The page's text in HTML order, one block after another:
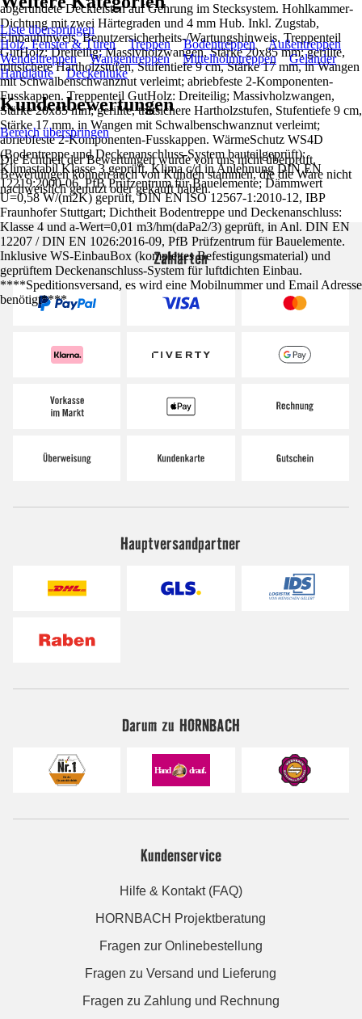
abgerundete Deckleisten auf Gehrung im Stecksystem. Hohlkammer-
Dichtung mit zwei Härtegraden und 4 mm Hub. Inkl. Zugstab,
Einbauhinweis, Benutzersicherheits-/Wartungshinweis. Treppenteil
GutHolz: Dreiteilig; Massivholzwangen, Stärke 20x85 mm; gerillte,
trittsichere Hartholzstufen, Stufentiefe 9 cm, Stärke 17 mm, in Wangen
mit Schwalbenschwanznut verleimt; abriebfeste 2-Komponenten-
Fusskappen. Treppenteil GutHolz: Dreiteilig; Massivholzwangen,
Stärke 20x85 mm; gerillte, trittsichere Hartholzstufen, Stufentiefe 9 cm,
Stärke 17 mm, in Wangen mit Schwalbenschwanznut verleimt;
abriebfeste 2-Komponenten-Fusskappen. WärmeSchutz WS4D
(Bodentreppe und Deckenanschluss-System bauteilgeprüft):
Klimastabil Klasse 3 geprüft, Klima c/d in Anlehnung DIN EN
12219:2000-06, PfB Prüfzentrum für Bauelemente; Dämmwert
U=0,58 W/(m2K) geprüft, DIN EN ISO 12567-1:2010-12, IBP
Fraunhofer Stuttgart; Dichtheit Bodentreppe und Deckenanschluss:
Klasse 4 und a-Wert=0,01 m3/hm(daPa2/3) geprüft, in Anl. DIN EN
12207 / DIN EN 1026:2016-09, PfB Prüfzentrum für Bauelemente.
Inklusive WS-EinbauBox (komplettes Befestigungsmaterial) und
geprüftem Deckenanschluss-System für luftdichten Einbau.
****Speditionsversand, es wird eine Mobilnummer und Email Adresse
benötigt****
Liste überspringen
Holz, Fenster & Türen
Treppen Bodentreppen
Außentreppen
Wendeltreppen
Wangentreppen Mittelholmtreppen
Geländer
Handläufe
Deckenluke
Kundenbewertungen
Bereich überspringen
Die Echtheit der Bewertungen wurde von uns nicht überprüft.
Bewertungen können auch von Kunden stammen, die die Ware nicht
nachweislich genutzt oder gekauft haben.
Zahlarten
Hauptversandpartner
Darum zu HORNBACH
Kundenservice
Hilfe & Kontakt (FAQ)
HORNBACH Projektberatung
Fragen zur Onlinebestellung
Fragen zu Versand und Lieferung
Fragen zu Zahlung und Rechnung